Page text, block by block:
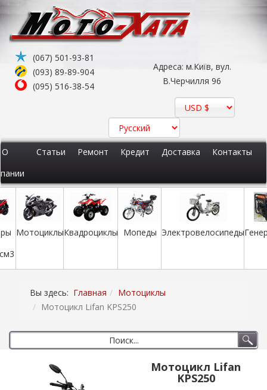
(067) 501-93-81
(093) 89-89-904
(095) 516-38-54
Адреса: м.Київ, вул.
В.Черчилля 96
О
Статьи Ремонт Кредит Доставка Контакты
МотоциклыКвадроциклы Мопеды Электровелосипеды
Вы здесь: Главная
Мотоциклы
Мотоцикл Lifan KPS250
Мотоцикл Lifan
KPS250